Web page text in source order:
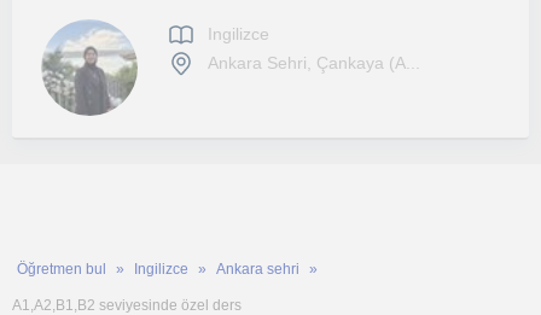
Ingilizce
Ankara Sehri, Çankaya (A...
Öğretmen bul Ingilizce Ankara sehri
A1,A2,B1,B2 seviyesinde özel ders